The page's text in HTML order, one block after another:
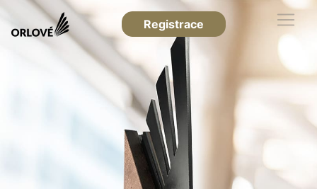
Registrace